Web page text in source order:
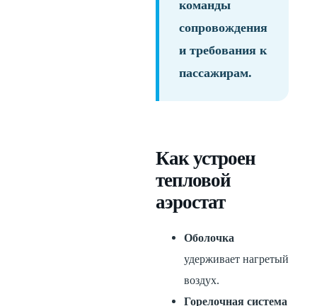
команды
сопровождения
и требования к
пассажирам.
Как устроен
тепловой
аэростат
Оболочка
удерживает нагретый
воздух.
Горелочная система